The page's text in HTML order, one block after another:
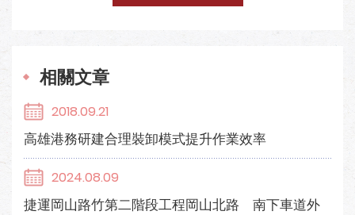
相關文章
2018.09.21
高雄港務研建合理裝卸模式提升作業效率
2024.08.09
捷運岡山路竹第二階段工程岡山北路 南下車道外